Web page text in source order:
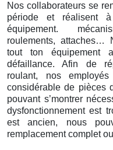
Nos collaborateurs se
période et réalisent
équipement.
roulements, attaches…
tout ton équipement
défaillance. Afin de
roulant, nos
considérable de pièces
pouvant s’montrer
dysfonctionnement est
est ancien, nous
remplacement complet